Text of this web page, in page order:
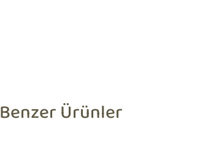
Benzer Ürünler